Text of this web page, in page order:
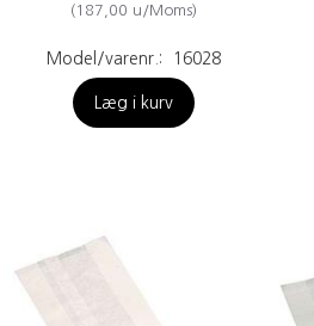
(187,00 u/Moms)
Model/varenr.: 16028
Læg i kurv